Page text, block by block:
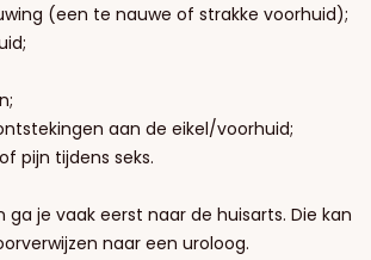
(een te nauwe of strakke voorhuid);
aan de eikel/voorhuid;
pijn tijdens seks.
je vaak eerst naar de huisarts. Die kan
naar een uroloog.